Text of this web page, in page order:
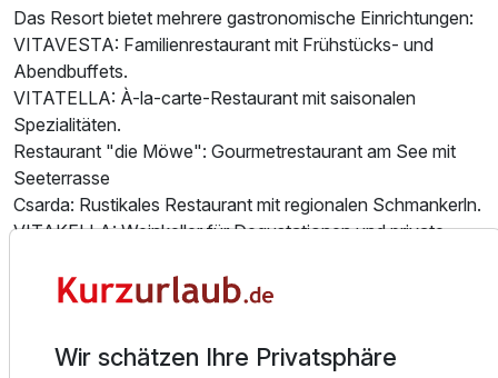
Das Resort bietet mehrere gastronomische Einrichtungen:
VITAVESTA: Familienrestaurant mit Frühstücks- und
Abendbuffets.
VITATELLA: À-la-carte-Restaurant mit saisonalen
Spezialitäten.
Restaurant "die Möwe": Gourmetrestaurant am See mit
Seeterrasse
Csarda: Rustikales Restaurant mit regionalen Schmankerln.
VITAKELLA: Weinkeller für Degustationen und private
Wellness & Spa
Saunawelt: Mit verschiedenen Saunen und Dampfbädern.
Wir schätzen Ihre Privatsphäre